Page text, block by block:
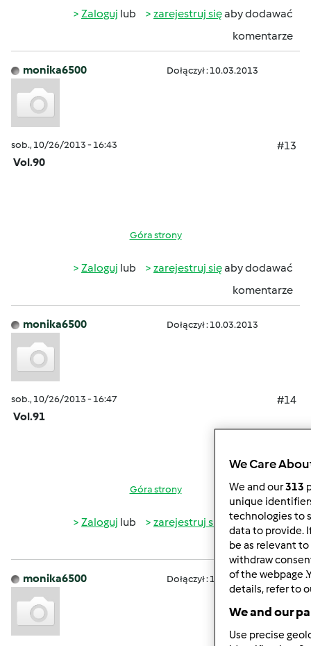
Zaloguj lub zarejestruj sięaby dodawać
komentarze
monika6500 Dołączył : 10.03.2013
sob., 10/26/2013 - 16:43
#13
Vol.90
Góra strony
Zaloguj lub zarejestruj sięaby dodawać
komentarze
monika6500 Dołączył : 10.03.2013
sob., 10/26/2013 - 16:47
#14
Vol.91
Góra strony
Zaloguj lub zarejestruj się
aby dodawać
komentarze
monika6500 Dołączył : 10.03.2013
We Care
We and our313
unique
technologies to
data to provide.
be as relevant
withdraw
of the webpage
details, refer to
We and our
Use precise